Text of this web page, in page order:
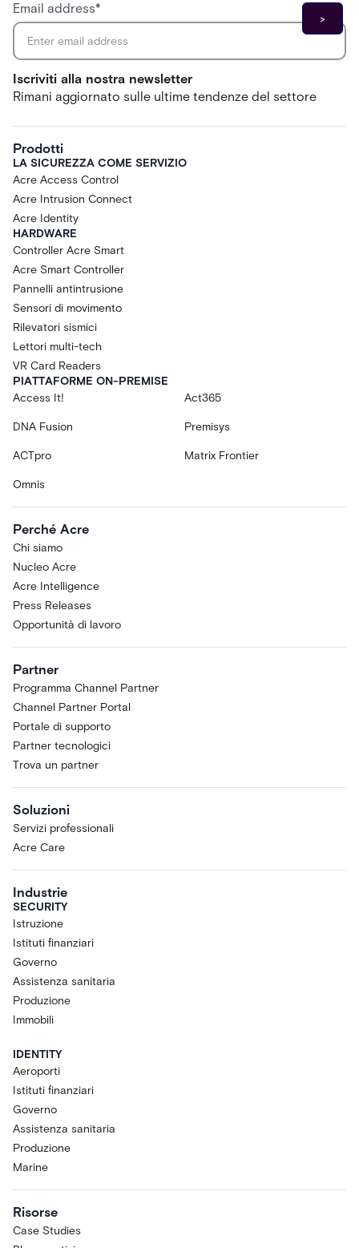
Iscriviti alla nostra newsletter
Rimani aggiornato sulle ultime tendenze del settore
Email address*
Prodotti
LA SICUREZZA COME SERVIZIO
Acre Access Control
Acre Intrusion Connect
Acre Identity
HARDWARE
Controller Acre Smart
Acre Smart Controller
Pannelli antintrusione
Sensori di movimento
Rilevatori sismici
Lettori multi-tech
VR Card Readers
PIATTAFORME ON-PREMISE
Access It!
Act365
DNA Fusion Premisys
ACTpro Matrix Frontier
Omnis
Perché Acre
Chi siamo
Nucleo Acre
Acre Intelligence
Press Releases
Opportunità di lavoro
Partner
Programma Channel Partner
Channel Partner Portal
Portale di supporto
Partner tecnologici
Trova un partner
Soluzioni
Servizi professionali
Acre Care
Industrie
SECURITY
Istruzione
Istituti finanziari
Governo
Assistenza sanitaria
Produzione
Immobili
IDENTITY
Aeroporti
Istituti finanziari
Governo
Assistenza sanitaria
Produzione
Marine
Risorse
Case Studies